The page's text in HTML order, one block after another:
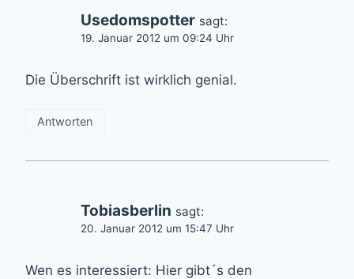
Usedomspotter sagt:
19. Januar 2012 um 09:24 Uhr
Die Überschrift ist wirklich genial.
Antworten
Tobiasberlin sagt:
20. Januar 2012 um 15:47 Uhr
Wen es interessiert: Hier gibt´s den